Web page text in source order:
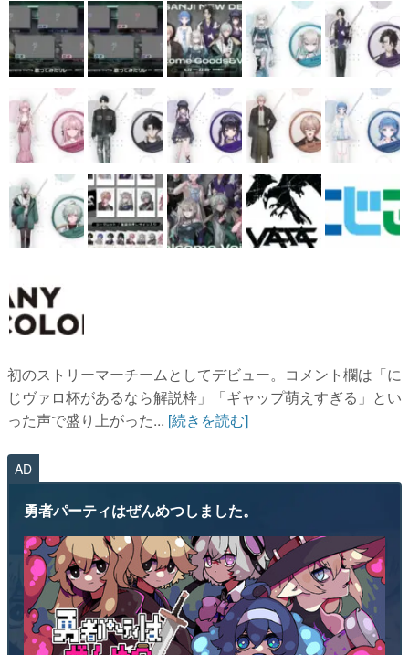
初のストリーマーチームとしてデビュー。コメント欄は「に
じヴァロ杯があるなら解説枠」「ギャップ萌えすぎる」とい
った声で盛り上がった... [続きを読む]
AD
勇者パーティはぜんめつしました。